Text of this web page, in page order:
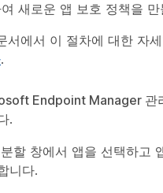
새로운 앱 보호 정책을
서에서 이 절차에 대한 자
.
Endpoint Manager 관
.
할 창에서 앱을 선택하고
니다.